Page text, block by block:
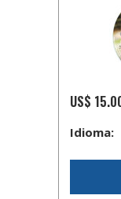
US$
Idioma: